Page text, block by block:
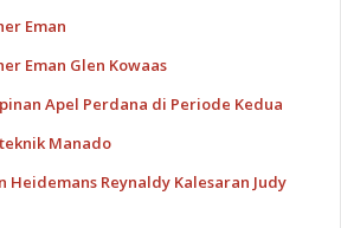
Eman
Eman Glen Kowaas
Apel Perdana di Periode Kedua
Manado
Heidemans Reynaldy Kalesaran Judy